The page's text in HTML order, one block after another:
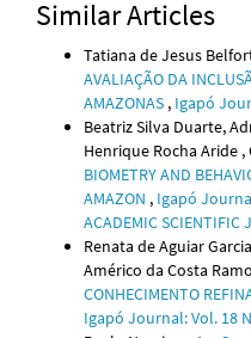
Similar Articles
Tatiana de Jesus
AVALIAÇÃO DA
AMAZONAS , Igapó
Beatriz Silva Duarte,
Henrique Rocha Aride
BIOMETRY AND
AMAZON , Igapó
ACADEMIC SCIENTIFIC
Renata de Aguiar
Américo da Costa
CONHECIMENTO
Igapó Journal: Vol. 18